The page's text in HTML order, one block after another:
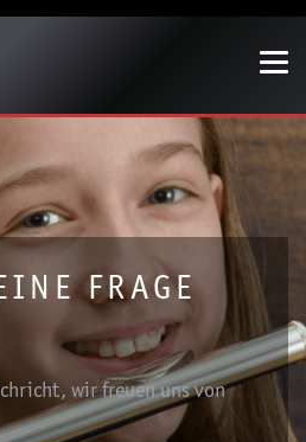
nicht mehr anzeigen
FRAGE
wir freuen uns von